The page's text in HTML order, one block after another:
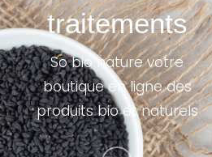
traitements
So bio nature votre
boutique en ligne des
produits bio et naturels